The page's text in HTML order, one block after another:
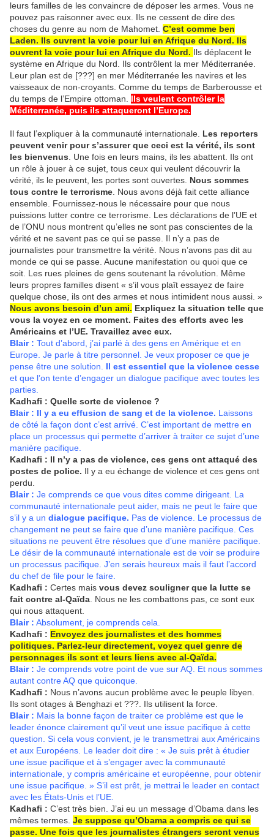
leurs familles de les convaincre de déposer les armes. Vous ne
pouvez pas raisonner avec eux. Ils ne cessent de dire des
choses du genre au nom de Mahomet. C’est comme ben
Laden. Ils ouvrent la voie pour lui en Afrique du Nord. Ils
ouvrent la voie pour lui en Afrique du Nord. Ils déplacent le
système en Afrique du Nord. Ils contrôlent la mer Méditerranée.
Leur plan est de [???] en mer Méditerranée les navires et les
vaisseaux de non-croyants. Comme du temps de Barberousse et
du temps de l’Empire ottoman. Ils veulent contrôler la
Méditerranée, puis ils attaqueront l’Europe.
Il faut l’expliquer à la communauté internationale. Les reporters
peuvent venir pour s’assurer que ceci est la vérité, ils sont
les bienvenus. Une fois en leurs mains, ils les abattent. Ils ont
un rôle à jouer à ce sujet, tous ceux qui veulent découvrir la
vérité, ils le peuvent, les portes sont ouvertes. Nous sommes
tous contre le terrorisme. Nous avons déjà fait cette alliance
ensemble. Fournissez-nous le nécessaire pour que nous
puissions lutter contre ce terrorisme. Les déclarations de l’UE et
de l’ONU nous montrent qu’elles ne sont pas conscientes de la
vérité et ne savent pas ce qui se passe. Il n’y a pas de
journalistes pour transmettre la vérité. Nous n’avons pas dit au
monde ce qui se passe. Aucune manifestation ou quoi que ce
soit. Les rues pleines de gens soutenant la révolution. Même
leurs propres familles disent « s’il vous plaît essayez de faire
quelque chose, ils ont des armes et nous intimident nous aussi. »
Nous avons besoin d’un ami. Expliquez la situation telle que
vous la voyez en ce moment. Faites des efforts avec les
Américains et l’UE. Travaillez avec eux.
Blair : Tout d’abord, j’ai parlé à des gens en Amérique et en
Europe. Je parle à titre personnel. Je veux proposer ce que je
pense être une solution. Il est essentiel que la violence cesse
et que l’on tente d’engager un dialogue pacifique avec toutes les
parties.
Kadhafi : Quelle sorte de violence ?
Blair : Il y a eu effusion de sang et de la violence. Laissons
de côté la façon dont c’est arrivé. C’est important de mettre en
place un processus qui permette d’arriver à traiter ce sujet d’une
manière pacifique.
Kadhafi : Il n’y a pas de violence, ces gens ont attaqué des
postes de police. Il y a eu échange de violence et ces gens ont
perdu.
Blair : Je comprends ce que vous dites comme dirigeant. La
communauté internationale peut aider, mais ne peut le faire que
s’il y a un dialogue pacifique. Pas de violence. Le processus de
changement ne peut se faire que d’une manière pacifique. Ces
situations ne peuvent être résolues que d’une manière pacifique.
Le désir de la communauté internationale est de voir se produire
un processus pacifique. J’en serais heureux mais il faut l’accord
du chef de file pour le faire.
Kadhafi : Certes mais vous devez souligner que la lutte se
fait contre al-Qaïda. Nous ne les combattons pas, ce sont eux
qui nous attaquent.
Blair : Absolument, je comprends cela.
Kadhafi : Envoyez des journalistes et des hommes
politiques. Parlez-leur directement, voyez quel genre de
personnages ils sont et leurs liens avec al-Qaïda.
Blair : Je comprends votre point de vue sur AQ. Et nous sommes
autant contre AQ que quiconque.
Kadhafi : Nous n’avons aucun problème avec le peuple libyen.
Ils sont otages à Benghazi et ???. Ils utilisent la force.
Blair : Mais la bonne façon de traiter ce problème est que le
leader énonce clairement qu’il veut une issue pacifique à cette
question. Si cela vous convient, je le transmettrai aux Américains
et aux Européens. Le leader doit dire : « Je suis prêt à étudier
une issue pacifique et à s’engager avec la communauté
internationale, y compris américaine et européenne, pour obtenir
une issue pacifique. » S’il est prêt, je mettrai le leader en contact
avec les États-Unis et l’UE.
Kadhafi : C’est très bien. J’ai eu un message d’Obama dans les
mêmes termes. Je suppose qu’Obama a compris ce qui se
passe. Une fois que les journalistes étrangers seront venus